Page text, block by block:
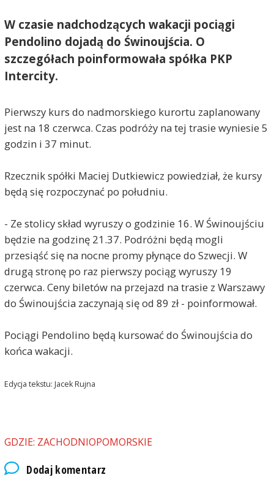
W czasie nadchodzących wakacji pociągi
Pendolino dojadą do Świnoujścia. O
szczegółach poinformowała spółka PKP
Intercity.
Pierwszy kurs do nadmorskiego kurortu zaplanowany
jest na 18 czerwca. Czas podróży na tej trasie wyniesie 5
godzin i 37 minut.
Rzecznik spółki Maciej Dutkiewicz powiedział, że kursy
będą się rozpoczynać po południu.
- Ze stolicy skład wyruszy o godzinie 16. W Świnoujściu
będzie na godzinę 21.37. Podróżni będą mogli
przesiąść się na nocne promy płynące do Szwecji. W
drugą stronę po raz pierwszy pociąg wyruszy 19
czerwca. Ceny biletów na przejazd na trasie z Warszawy
do Świnoujścia zaczynają się od 89 zł - poinformował.
Pociągi Pendolino będą kursować do Świnoujścia do
końca wakacji.
Edycja tekstu: Jacek Rujna
GDZIE: ZACHODNIOPOMORSKIE
Dodaj komentarz